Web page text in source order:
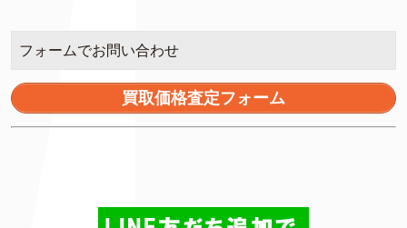
フォームでお問い合わせ
買取価格査定フォーム